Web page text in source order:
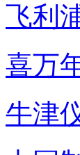
飞利
喜万
牛津